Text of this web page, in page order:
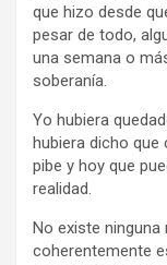
que hizo desde
pesar de todo,
una semana o
soberanía.
Yo hubiera
hubiera dicho que
pibe y hoy que
realidad.
No existe ninguna
coherentemente